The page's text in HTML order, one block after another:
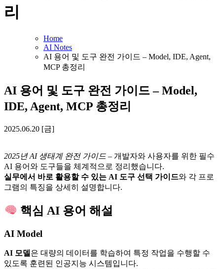
리
Home
AI Notes
AI 용어 및 도구 완전 가이드 – Model, IDE, Agent,
MCP 총정리
AI 용어 및 도구 완전 가이드 – Model,
IDE, Agent, MCP 총정리
2025.06.20 [금]
2025년 AI 생태계 완전 가이드 – 개발자와 사용자를 위한 필수
AI 용어와 도구들을 체계적으로 정리했습니다.
실무에서 바로 활용할 수 있는 AI 도구 선택 가이드와 각 프로
그램의 특징을 상세히 설명합니다.
핵심 AI 용어 해설
AI Model
AI 모델 은 대량의 데이터를 학습하여 특정 작업을 수행할 수
있도록 훈련된 인공지능 시스템입니다.